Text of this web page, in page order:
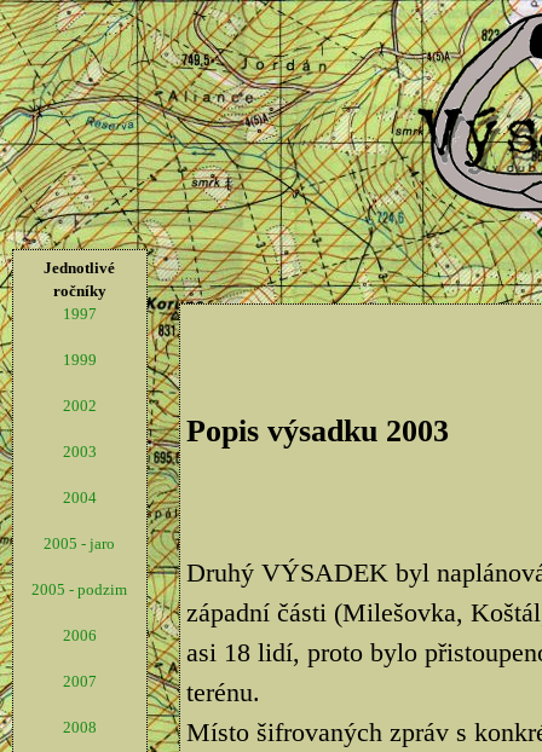
Jednotlivé
ročníky
1997
1999
2002
2003
2004
2005 - jaro
2005 - podzim
2006
2007
2008
Popis výsadku 2003
Druhý VÝSADEK byl
západní části (Milešovka,
asi 18 lidí, proto bylo
terénu.
Místo šifrovaných zpráv s